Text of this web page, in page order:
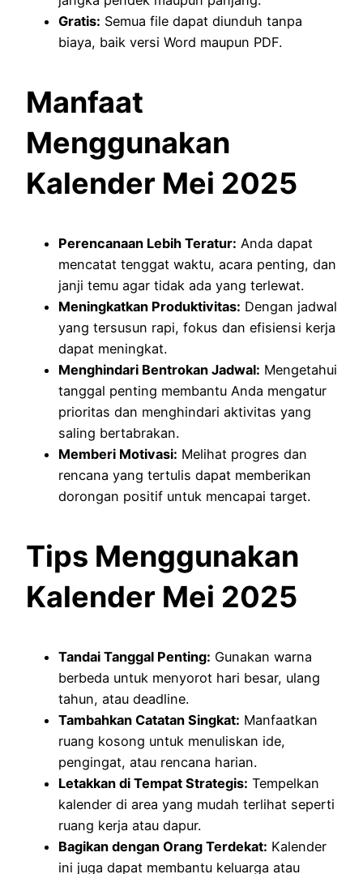
Gratis: Semua file dapat diunduh tanpa
biaya, baik versi Word maupun PDF.
Manfaat
Menggunakan
Kalender Mei 2025
Perencanaan Lebih Teratur: Anda dapat
mencatat tenggat waktu, acara penting, dan
janji temu agar tidak ada yang terlewat.
Meningkatkan Produktivitas: Dengan jadwal
yang tersusun rapi, fokus dan efisiensi kerja
dapat meningkat.
Menghindari Bentrokan Jadwal: Mengetahui
tanggal penting membantu Anda mengatur
prioritas dan menghindari aktivitas yang
saling bertabrakan.
Memberi Motivasi: Melihat progres dan
rencana yang tertulis dapat memberikan
dorongan positif untuk mencapai target.
Tips Menggunakan
Kalender Mei 2025
Tandai Tanggal Penting: Gunakan warna
berbeda untuk menyorot hari besar, ulang
tahun, atau deadline.
Tambahkan Catatan Singkat: Manfaatkan
ruang kosong untuk menuliskan ide,
pengingat, atau rencana harian.
Letakkan di Tempat Strategis: Tempelkan
kalender di area yang mudah terlihat seperti
ruang kerja atau dapur.
Bagikan dengan Orang Terdekat: Kalender
ini juga dapat membantu keluarga atau